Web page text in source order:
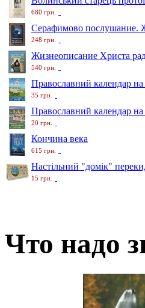
680 грн.
Серафимово послушание.
248 грн.
Жизнеописание Христа
540 грн.
Православний календар
35 грн.
Православний календар
20 грн.
Кончина века
615 грн.
Настільний "домік"
15 грн.
Что надо